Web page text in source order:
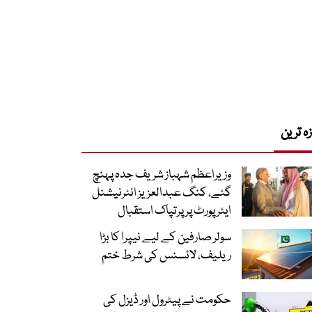
ترین
وزیراعظم شہباز شریف جدہ پہنچ
گئے، کنگ عبدالعزیز انٹرنیشنل
ایئر پورٹ پر پرتپاک استقبال
سولر صارفین کے لیے نیپرا کا بڑا
ریلیف، لائسنس کی شرط ختم
حکومت نے پیٹرول اور ڈیزل کی